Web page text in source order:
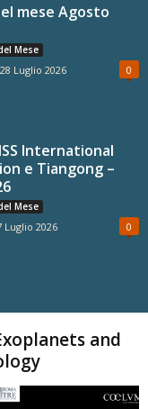
mese Agosto
Mese
28 Luglio 2026 0
International
e Tiangong –
Mese
Luglio 2026 0
and